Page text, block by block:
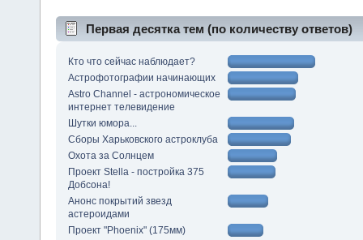
Первая десятка тем (по количеству ответов)
Кто что сейчас наблюдает?
Астрофотографии начинающих
Astro Channel - астрономическое
интернет телевидение
Шутки юмора...
Сборы Харьковского астроклуба
Охота за Солнцем
Проект Stella - постройка 375
Добсона!
Анонс покрытий звезд
астероидами
Проект "Phoenix" (175мм)